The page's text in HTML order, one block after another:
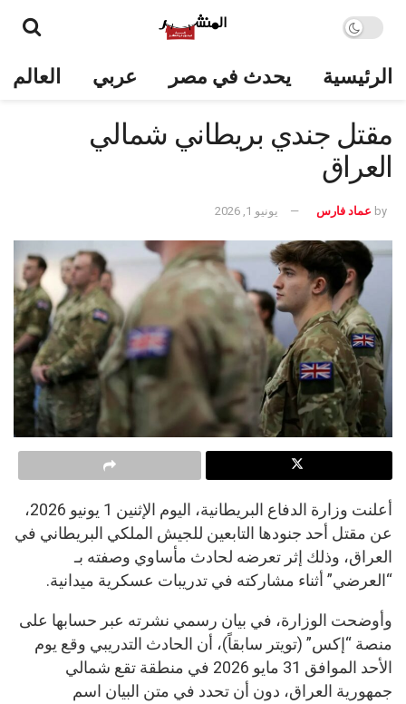
الرئيسية يحدث في مصر عربي العالم
مقتل جندي بريطاني شمالي
العراق
by عماد فارس يونيو 1, 2026
أعلنت وزارة الدفاع البريطانية، اليوم الإثنين 1 يونيو 2026،
عن مقتل أحد جنودها التابعين للجيش الملكي البريطاني في
العراق، وذلك إثر تعرضه لحادث مأساوي وصفته بـ
“العرضي” أثناء مشاركته في تدريبات عسكرية ميدانية.
وأوضحت الوزارة، في بيان رسمي نشرته عبر حسابها على
منصة “إكس” (تويتر سابقاً)، أن الحادث التدريبي وقع يوم
الأحد الموافق 31 مايو 2026 في منطقة تقع شمالي
جمهورية العراق، دون أن تحدد في متن البيان اسم